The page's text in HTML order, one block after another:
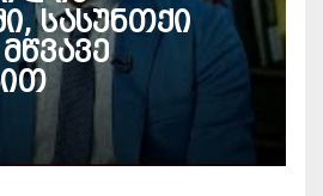
სასუნთქი